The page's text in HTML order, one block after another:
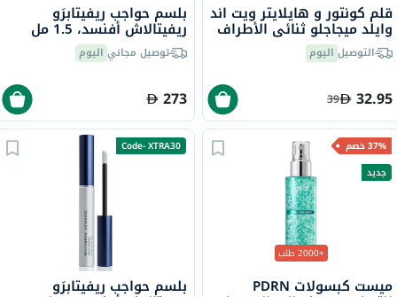
قلم كونتور و هايلايتر ويت اند
وايلد ميجاجلو ثنائي الأطراف
- لايت/ميديم
التوصيل اليوم
32.95
39
بلسم حواجب ريفيتابرَو
ريفيتالاش أفنسد، 1.5 مل
توصيل مجاني اليوم
273
37% خصم
جديد
+2000 طلب
ميست كبسولات PDRN
Code- XTRA30
بلسم حواجب ريفيتابرَو